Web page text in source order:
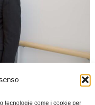
tecnologie come i cookie per
0
ripercorre i principali